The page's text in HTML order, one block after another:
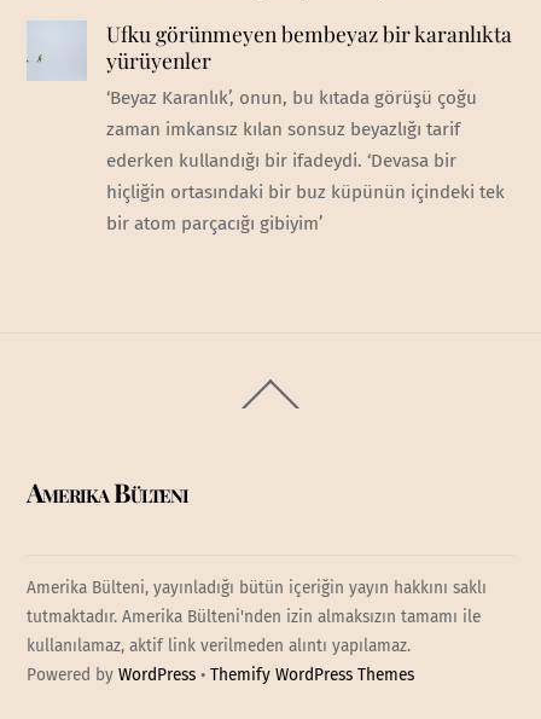
Ufku görünmeyen bembeyaz bir karanlıkta
yürüyenler
‘Beyaz Karanlık’, onun, bu kıtada görüşü çoğu
zaman imkansız kılan sonsuz beyazlığı tarif
ederken kullandığı bir ifadeydi. ‘Devasa bir
hiçliğin ortasındaki bir buz küpünün içindeki tek
bir atom parçacığı gibiyim’
To
Amerika Bülteni
Amerika Bülteni, yayınladığı bütün içeriğin yayın hakkını saklı
tutmaktadır. Amerika Bülteni'nden izin almaksızın tamamı ile
kullanılamaz, aktif link verilmeden alıntı yapılamaz.
Powered byWordPress •Themify WordPress Themes